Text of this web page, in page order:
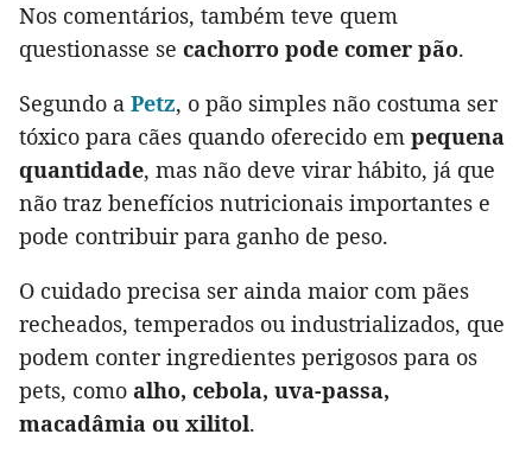
Nos comentários, também teve quem
questionasse se cachorro pode comer pão.
Segundo a Petz, o pão simples não costuma ser
tóxico para cães quando oferecido em pequena
quantidade, mas não deve virar hábito, já que
não traz benefícios nutricionais importantes e
pode contribuir para ganho de peso.
O cuidado precisa ser ainda maior com pães
recheados, temperados ou industrializados, que
podem conter ingredientes perigosos para os
pets, como alho, cebola, uva-passa,
macadâmia ou xilitol.